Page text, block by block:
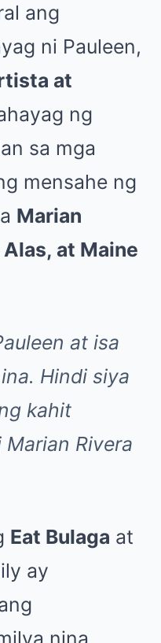
ang
ni Pauleen,
at
ng
sa mga
mensahe ng
Marian
at Maine
at isa
Hindi siya
kahit
Rivera
Eat Bulaga at
ay